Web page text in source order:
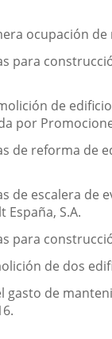
ocupación
para
de
por
de reforma de
de escalera de
España, S.A.
para
de dos
gasto de